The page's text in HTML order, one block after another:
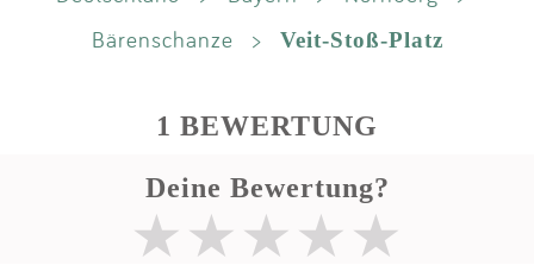
Bärenschanze
> Veit-Stoß-Platz
1 BEWERTUNG
Deine Bewertung?